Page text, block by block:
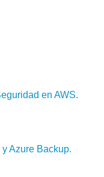
en AWS.
Azure Backup.